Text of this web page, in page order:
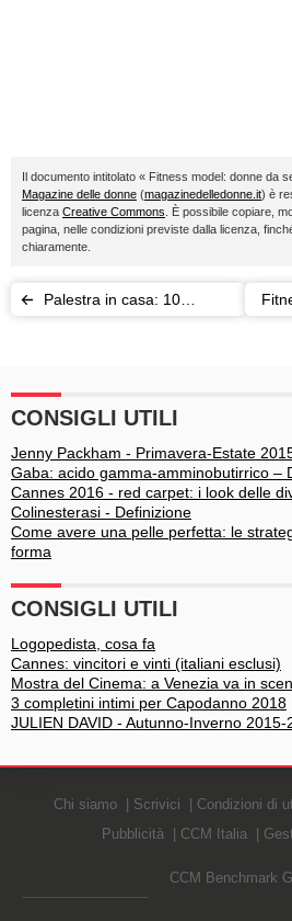
Il documento intitolato « Fitness model: donne da
Magazine delle donne (magazinedelledonne.it) è
licenza Creative Commons . È possibile copiare,
pagina, nelle condizioni previste dalla licenza,
chiaramente.
Palestra in casa: 10
CONSIGLI UTILI
Jenny Packham - Primavera-Estate
Gaba: acido gamma-amminobutirrico –
Cannes 2016 - red carpet: i look delle
Colinesterasi - Definizione
Come avere una pelle perfetta: le
forma
CONSIGLI UTILI
Logopedista, cosa fa
Cannes: vincitori e vinti (italiani esclusi)
Mostra del Cinema: a Venezia va in
3 completini intimi per Capodanno 2018
JULIEN DAVID - Autunno-Inverno 2015-
Chi siamo Scrivici Condizioni di
Pubblicità
CCM Italia
CCM Benchmark